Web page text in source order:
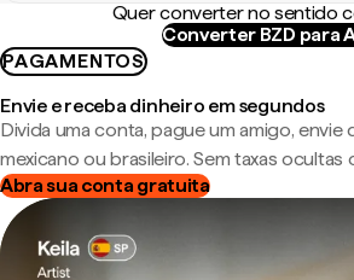
Quer converter no sentido
Converter BZD para
PAGAMENTOS
Envie e receba dinheiro em segundos
Divida uma conta, pague um amigo,
mexicano ou brasileiro. Sem taxas ocultas
Abra sua conta gratuita